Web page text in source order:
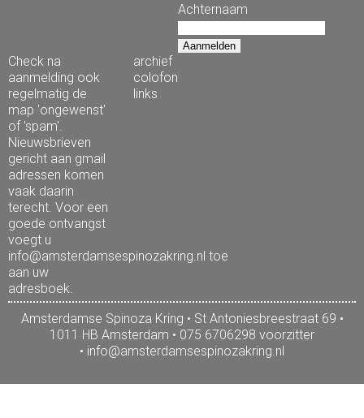
Achternaam
Check na
aanmelding ook
regelmatig de
map 'ongewenst'
of 'spam'.
Nieuwsbrieven
gericht aan gmail
adressen komen
vaak daarin
terecht. Voor een
goede ontvangst
voegt u
info@amsterdamsespinozakring.nl toe
aan uw
adresboek.
archief
colofon
links
Amsterdamse Spinoza Kring • St Antoniesbreestraat 69 •
1011 HB Amsterdam • 075 6706298 voorzitter
• info@amsterdamsespinozakring.nl